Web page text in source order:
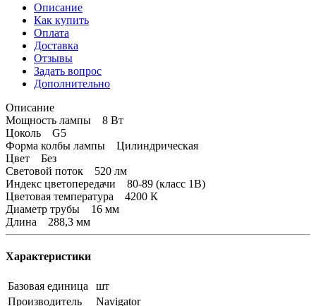
Описание
Как купить
Оплата
Доставка
Отзывы
Задать вопрос
Дополнительно
Описание
Мощность лампы 8 Вт
Цоколь G5
Форма колбы лампы Цилиндрическая
Цвет Без
Световой поток 520 лм
Индекс цветопередачи 80-89 (класс 1В)
Цветовая температура 4200 К
Диаметр трубы 16 мм
Длина 288,3 мм
Характеристики
Базовая единица
шт
Производитель
Navigator